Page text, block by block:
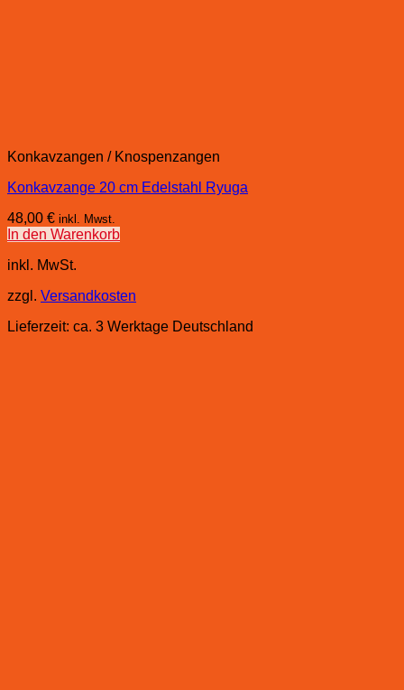
Konkavzangen / Knospenzangen
Konkavzange 20 cm Edelstahl Ryuga
48,00 € inkl. Mwst.
In den Warenkorb
inkl. MwSt.
zzgl. Versandkosten
Lieferzeit: ca. 3 Werktage Deutschland